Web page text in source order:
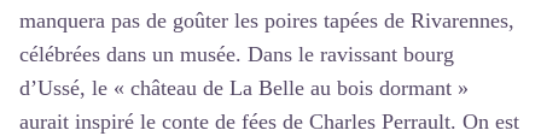
manquera pas de goûter les poires tapées de Rivarennes,
célébrées dans un musée. Dans le ravissant bourg
d’Ussé, le « château de La Belle au bois dormant »
aurait inspiré le conte de fées de Charles Perrault. On est